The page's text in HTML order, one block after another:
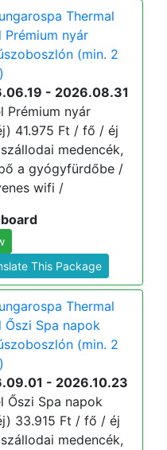
Thermal
Prémium nyár
(min. 2
- 2026.08.31
Prémium nyár
41.975 Ft / fő / éj
medencék,
a gyógyfürdőbe /
wifi /
This Package
Thermal
Őszi Spa napok
(min. 2
- 2026.10.23
Őszi Spa napok
33.915 Ft / fő / éj
medencék,